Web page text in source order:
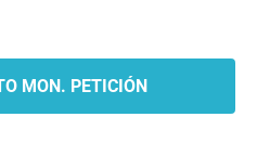
MON. PETICIÓN